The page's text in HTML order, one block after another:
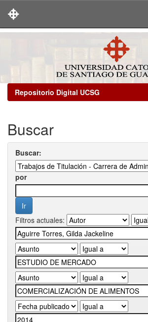
Repositorio Digital UCSG
Buscar
Buscar:
por
Filtros actuales: